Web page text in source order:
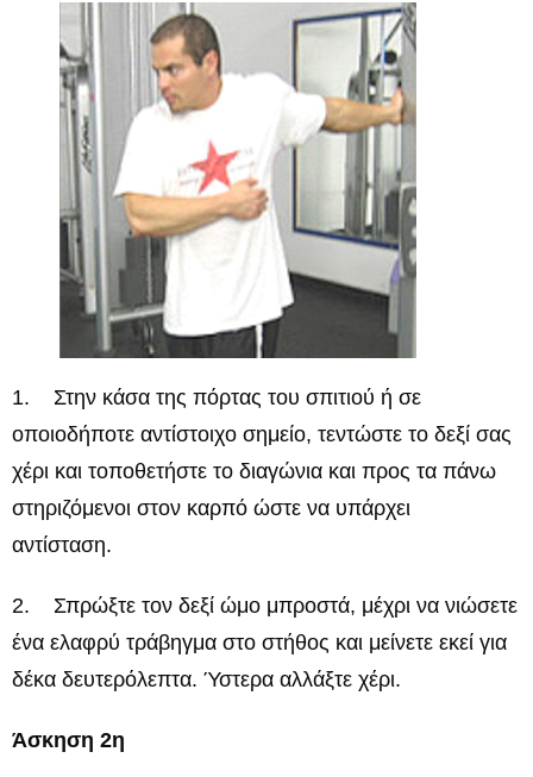
1. Στην κάσα της πόρτας του σπιτιού ή σε
οποιοδήποτε αντίστοιχο σημείο, τεντώστε το δεξί σας
χέρι και τοποθετήστε το διαγώνια και προς τα πάνω
στηριζόμενοι στον καρπό ώστε να υπάρχει
αντίσταση.
2. Σπρώξτε τον δεξί ώμο μπροστά, μέχρι να νιώσετε
ένα ελαφρύ τράβηγμα στο στήθος και μείνετε εκεί για
δέκα δευτερόλεπτα. Ύστερα αλλάξτε χέρι.
Άσκηση 2η